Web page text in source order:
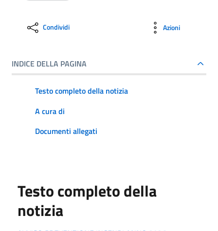
Condividi Azioni
INDICE DELLA PAGINA
Testo completo della notizia
A cura di
Documenti allegati
Testo completo della
notizia